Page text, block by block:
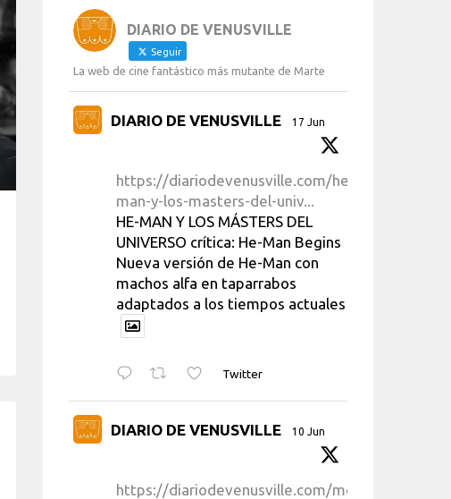
DIARIO DE VENUSVILLE
Seguir
La web de cine fantástico más mutante de Marte
DIARIO DE VENUSVILLE 17 Jun
https://diariodevenusville.com/he-
man-y-los-masters-del-univ...
HE-MAN Y LOS MÁSTERS DEL
UNIVERSO crítica: He-Man Begins
Nueva versión de He-Man con
machos alfa en taparrabos
adaptados a los tiempos actuales
Twitter
DIARIO DE VENUSVILLE 10 Jun
https://diariodevenusville.com/mortal-